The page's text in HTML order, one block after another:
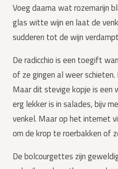
Voeg daarna wat rozemarijn
glas witte wijn en laat de
sudderen tot de wijn
De radicchio is een toegift
of ze gingen al weer
Maar dit stevige kopje is
erg lekker is in salades, bijv
venkel. Maar op het internet
om de krop te roerbakken of
De bolcourgettes zijn